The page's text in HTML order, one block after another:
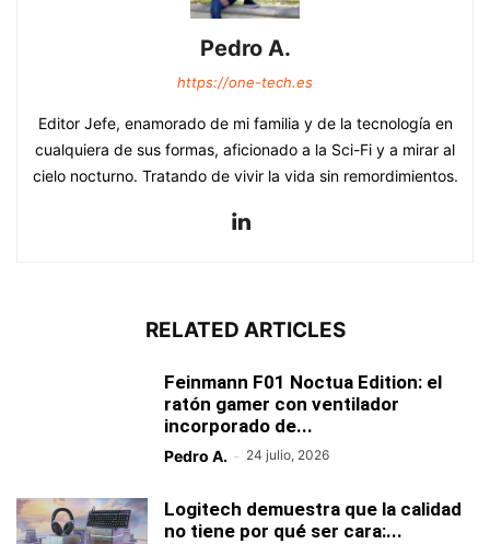
Pedro A.
https://one-tech.es
Editor Jefe, enamorado de mi familia y de la tecnología en
cualquiera de sus formas, aficionado a la Sci-Fi y a mirar al
cielo nocturno. Tratando de vivir la vida sin remordimientos.
RELATED ARTICLES
Feinmann F01 Noctua Edition: el
ratón gamer con ventilador
incorporado de...
Pedro A. - 24 julio, 2026
Logitech demuestra que la calidad
no tiene por qué ser cara:...